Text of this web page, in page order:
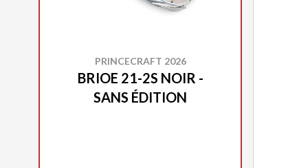
PRINCECRAFT 2026
BRIOE 21-2S NOIR -
SANS ÉDITION